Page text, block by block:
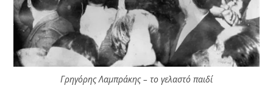
Γρηγόρης Λαμπράκης – το γελαστό παιδί